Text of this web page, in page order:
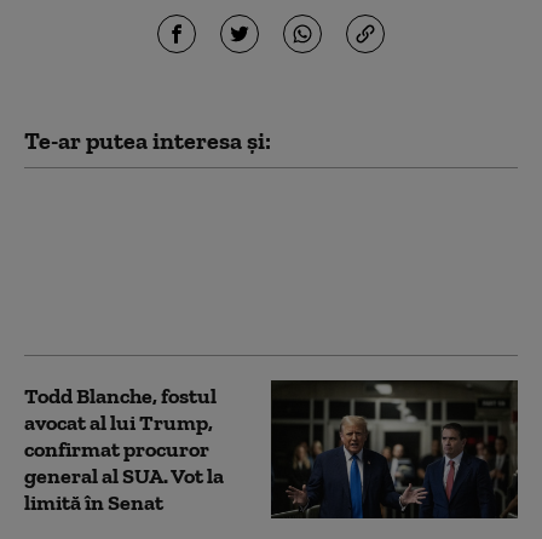
Te-ar putea interesa și:
Todd Blanche, fostul
avocat al lui Trump,
confirmat procuror
general al SUA. Vot la
limită în Senat